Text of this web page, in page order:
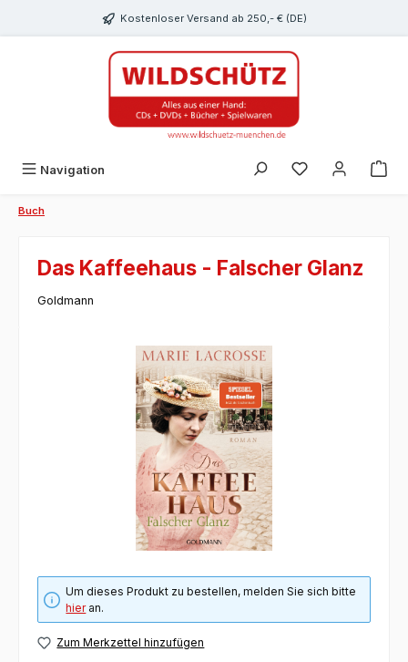
Kostenloser Versand ab 250,- € (DE)
Navigation Du hast 0
Buch
Das Kaffeehaus - Falscher Glanz
Goldmann
Bildergalerie überspringen
Um dieses Produkt zu bestellen, melden Sie sich bitte
hieran.
Zum Merkzettel hinzufügen